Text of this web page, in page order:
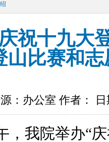
祝十九大
山比赛和
：办公室 作者： 日
，我院举办“